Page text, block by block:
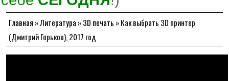
Главная »Литература »3D печать »Как выбрать 3D принтер
(Дмитрий Горьков), 2017 год